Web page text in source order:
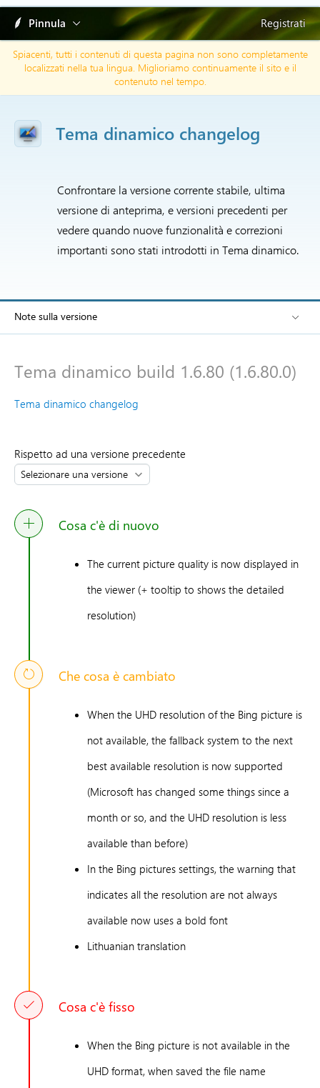
Pinnula Registrati
Spiacenti, tutti i contenuti di questa pagina non sono completamente
localizzati nella tua lingua. Miglioriamo continuamente il sito e il
contenuto nel tempo.
Tema dinamico changelog
Confrontare la versione corrente stabile, ultima
versione di anteprima, e versioni precedenti per
vedere quando nuove funzionalità e correzioni
importanti sono stati introdotti in Tema dinamico.
Note sulla versione
Tema dinamico build 1.6.80 (1.6.80.0)
Tema dinamico changelog
Rispetto ad una versione precedente
Cosa c'è di nuovo
The current picture quality is now displayed in
the viewer (+ tooltip to shows the detailed
resolution)
Che cosa è cambiato
When the UHD resolution of the Bing picture is
not available, the fallback system to the next
best available resolution is now supported
(Microsoft has changed some things since a
month or so, and the UHD resolution is less
available than before)
In the Bing pictures settings, the warning that
indicates all the resolution are not always
available now uses a bold font
Lithuanian translation
Cosa c'è fisso
When the Bing picture is not available in the
UHD format, when saved the file name